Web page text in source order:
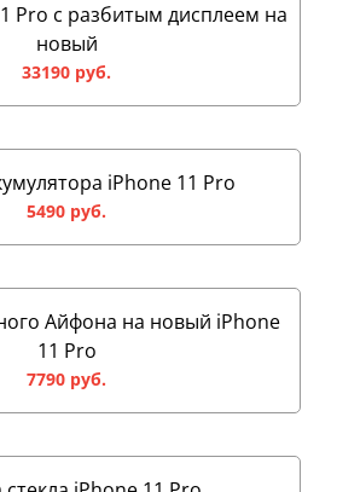
Pro с разбитым дисплеем на
новый
33190 руб.
iPhone 11 Pro
5490 руб.
Айфона на новый iPhone
11 Pro
7790 руб.